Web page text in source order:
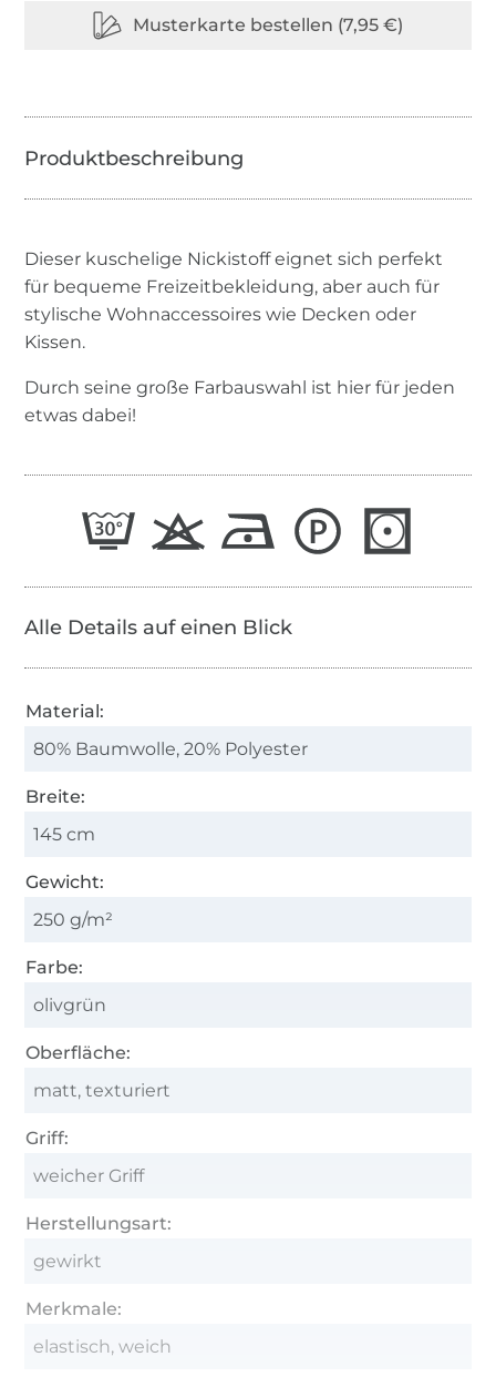
Dieser kuschelige Nickistoff eignet sich perfekt
für bequeme Freizeitbekleidung, aber auch für
stylische Wohnaccessoires wie Decken oder
Kissen.
Durch seine große Farbauswahl ist hier für jeden
etwas dabei!
Alle Details auf einen Blick
Material:
80% Baumwolle, 20% Polyester
Breite:
145 cm
Gewicht:
250 g/m²
Farbe:
olivgrün
Oberfläche:
matt, texturiert
Griff:
weicher Griff
Herstellungsart:
gewirkt
Merkmale:
elastisch, weich